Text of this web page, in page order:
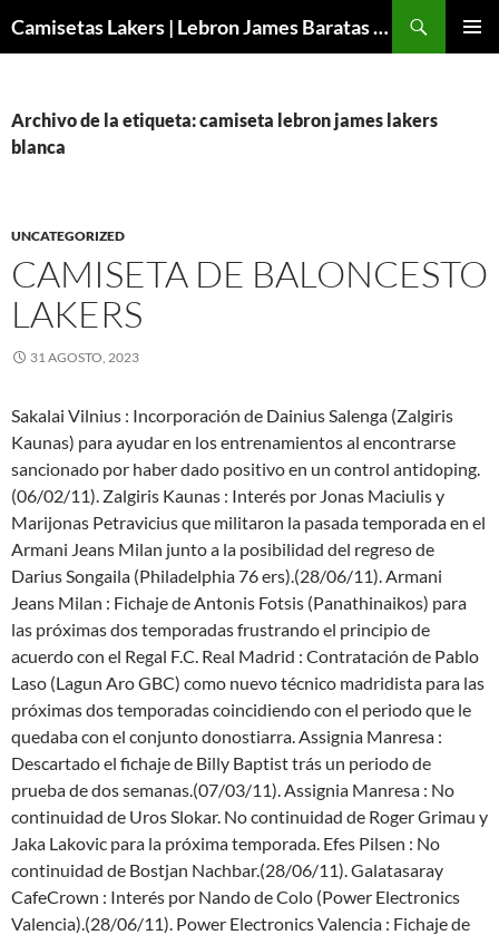
Camisetas Lakers | Lebron James Baratas 2024 – Micamisetanba
Archivo de la etiqueta: camiseta lebron james lakers
blanca
UNCATEGORIZED
CAMISETA DE BALONCESTO
LAKERS
31 AGOSTO, 2023
Sakalai Vilnius : Incorporación de Dainius Salenga (Zalgiris
Kaunas) para ayudar en los entrenamientos al encontrarse
sancionado por haber dado positivo en un control antidoping.
(06/02/11). Zalgiris Kaunas : Interés por Jonas Maciulis y
Marijonas Petravicius que militaron la pasada temporada en el
Armani Jeans Milan junto a la posibilidad del regreso de
Darius Songaila (Philadelphia 76 ers).(28/06/11). Armani
Jeans Milan : Fichaje de Antonis Fotsis (Panathinaikos) para
las próximas dos temporadas frustrando el principio de
acuerdo con el Regal F.C. Real Madrid : Contratación de Pablo
Laso (Lagun Aro GBC) como nuevo técnico madridista para las
próximas dos temporadas coincidiendo con el periodo que le
quedaba con el conjunto donostiarra. Assignia Manresa :
Descartado el fichaje de Billy Baptist trás un periodo de
prueba de dos semanas.(07/03/11). Assignia Manresa : No
continuidad de Uros Slokar. No continuidad de Roger Grimau y
Jaka Lakovic para la próxima temporada. Efes Pilsen : No
continuidad de Bostjan Nachbar.(28/06/11). Galatasaray
CafeCrown : Interés por Nando de Colo (Power Electronics
Valencia).(28/06/11). Power Electronics Valencia : Fichaje de